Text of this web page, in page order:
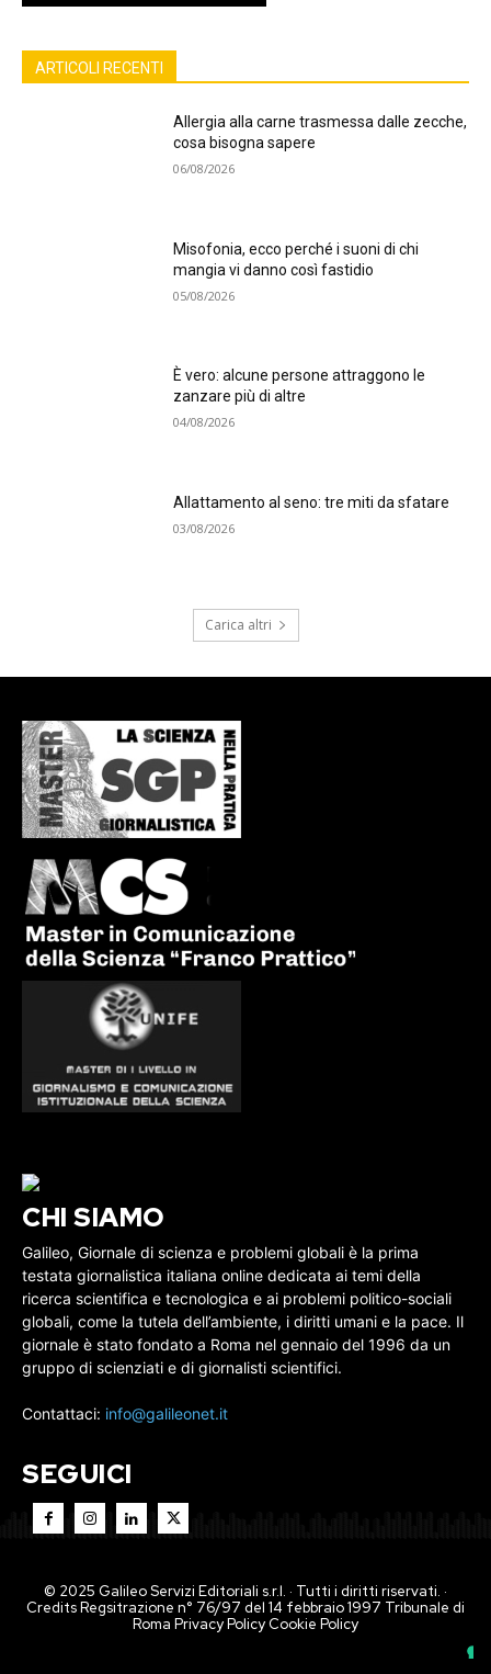
ARTICOLI RECENTI
Allergia alla carne trasmessa dalle zecche,
cosa bisogna sapere
06/08/2026
Misofonia, ecco perché i suoni di chi
mangia vi danno così fastidio
05/08/2026
È vero: alcune persone attraggono le
zanzare più di altre
04/08/2026
Allattamento al seno: tre miti da sfatare
03/08/2026
Carica altri
CHI SIAMO
Galileo, Giornale di scienza e problemi globali è la prima
testata giornalistica italiana online dedicata ai temi della
ricerca scientifica e tecnologica e ai problemi politico-sociali
globali, come la tutela dell’ambiente, i diritti umani e la pace. Il
giornale è stato fondato a Roma nel gennaio del 1996 da un
gruppo di scienziati e di giornalisti scientifici.
Contattaci: info@galileonet.it
SEGUICI
© 2025 Galileo Servizi Editoriali s.r.l. · Tutti i diritti riservati. ·
Credits Regsitrazione n° 76/97 del 14 febbraio 1997 Tribunale di
Roma Privacy PolicyCookie Policy